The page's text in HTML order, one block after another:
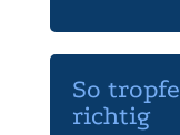
So
richtig